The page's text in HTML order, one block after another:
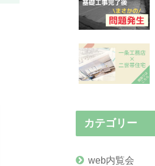
カテゴリー
web内覧会